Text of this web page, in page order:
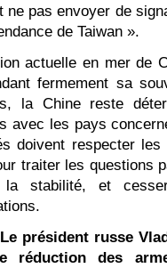
ne pas envoyer de
de Taiwan ».
actuelle en mer de
fermement sa
la Chine reste
avec les pays
doivent respecter
traiter les questions
stabilité, et
président russe
réduction des